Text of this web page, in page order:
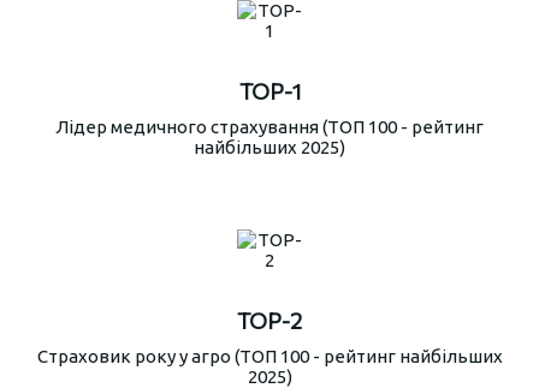
TOP-1
Лідер медичного страхування (ТОП 100 - рейтинг
найбільших 2025)
TOP-2
Страховик року у агро (ТОП 100 - рейтинг найбільших
2025)